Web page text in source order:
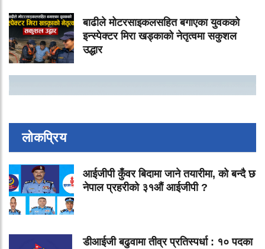
बाढीले मोटरसाइकलसहित बगाएका युवकको
इन्स्पेक्टर मिरा खड्काको नेतृत्वमा सकुशल
उद्धार
लोकप्रिय
आईजीपी कुँवर बिदामा जाने तयारीमा, को बन्दै छ
नेपाल प्रहरीको ३१औं आईजीपी ?
डीआईजी बढुवामा तीव्र प्रतिस्पर्धा : १० पदका